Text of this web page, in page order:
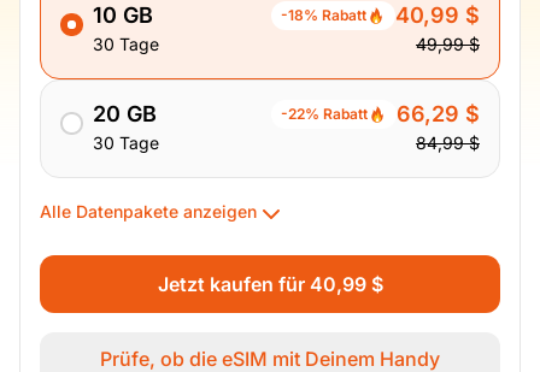
10 GB
30 Tage
-18% Rabatt 40,99 $
49,99 $
20 GB
30 Tage
-22% Rabatt 66,29 $
84,99 $
Alle Datenpakete anzeigen
Jetzt kaufen für 40,99 $
Prüfe, ob die eSIM mit Deinem Handy